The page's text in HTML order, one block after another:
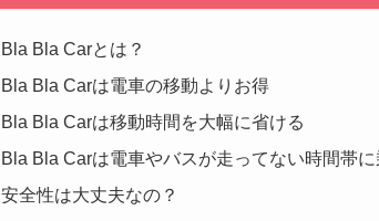
Bla Bla Carとは？
Bla Bla Carは電車の移動よりお得
Bla Bla Carは移動時間を大幅に省ける
Bla Bla Carは電車やバスが走ってない時間帯
安全性は大丈夫なの？